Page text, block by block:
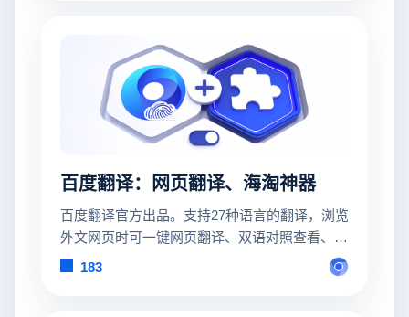
百度翻译：网页翻译、海淘神器
百度翻译官方出品。支持27种语言的翻译，浏览
外文网页时可一键网页翻译、双语对照查看、查
询单词结果等。特别针对20+家海淘网站进行过
183